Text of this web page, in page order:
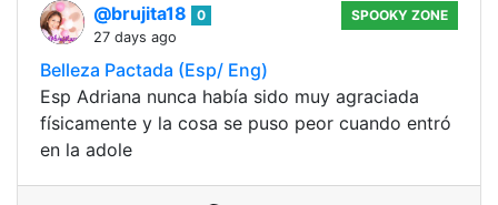
@brujita18
0
27 days ago
SPOOKY ZONE
Belleza Pactada (Esp/ Eng)
Esp Adriana nunca había sido muy agraciada
físicamente y la cosa se puso peor cuando entró
en la adole